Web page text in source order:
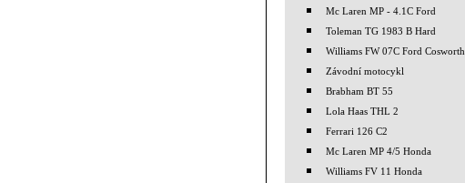
Mc Laren MP - 4.1C Ford
Toleman TG 1983 B Hard
Williams FW 07C Ford Cosworth
Závodní motocykl
Brabham BT 55
Lola Haas THL 2
Ferrari 126 C2
Mc Laren MP 4/5 Honda
Williams FV 11 Honda